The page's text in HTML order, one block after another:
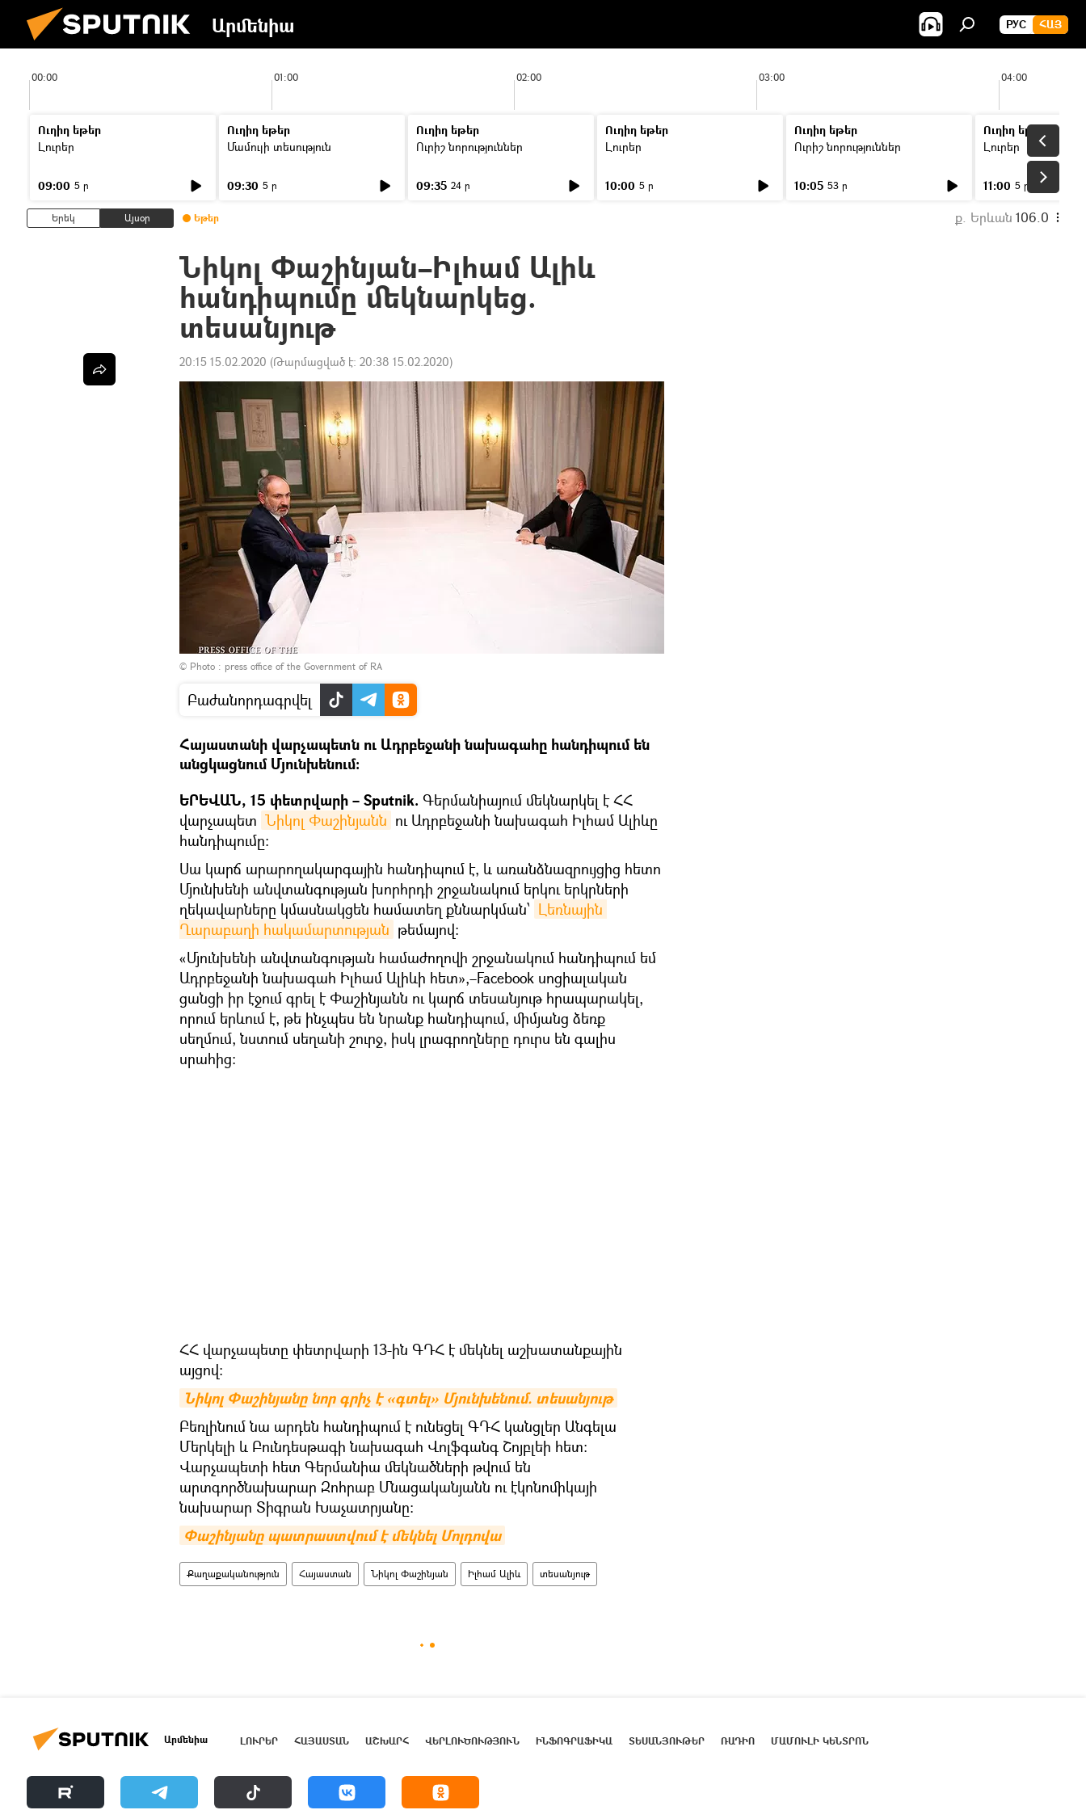
Արմենիա РУС ՀԱՅ
00:00 01:00 02:00 03:00 04:00
Ուղիղ եթեր
Լուրեր
09:00 5 ր
Ուղիղ եթեր
Մամուլի տեսություն
09:30 5 ր
Ուղիղ եթեր
Ուրիշ նորություններ
09:35 24 ր
Ուղիղ եթեր
Լուրեր
10:00 5 ր
Ուղիղ եթեր
Ուրիշ նորություններ
10:05 53 ր
Ուղիղ եթեր
Լուրեր
11:00 5 ր
Երեկ Այսօր Եթեր ք. Երևան 106.0
Նիկոլ Փաշինյան–Իլհամ Ալիև
հանդիպումը մեկնարկեց.
տեսանյութ
20:15 15.02.2020 (Թարմացված է: 20:38 15.02.2020)
© Photo : press office of the Government of RA
Բաժանորդագրվել
Հայաստանի վարչապետն ու Ադրբեջանի նախագահը հանդիպում են
անցկացնում Մյունխենում։
ԵՐԵՎԱՆ, 15 փետրվարի – Sputnik. Գերմանիայում մեկնարկել է ՀՀ
վարչապետ Նիկոլ Փաշինյանն ու Ադրբեջանի նախագահ Իլհամ Ալիևը
հանդիպումը։
Սա կարճ արարողակարգային հանդիպում է, և առանձնազրույցից հետո
Մյունխենի անվտանգության խորհրդի շրջանակում երկու երկրների
ղեկավարները կմասնակցեն համատեղ քննարկման՝ Լեռնային
Ղարաբաղի հակամարտության թեմայով:
«Մյունխենի անվտանգության համաժողովի շրջանակում հանդիպում եմ
Ադրբեջանի նախագահ Իլհամ Ալիևի հետ»,–Facebook սոցիալական
ցանցի իր էջում գրել է Փաշինյանն ու կարճ տեսանյութ հրապարակել,
որում երևում է, թե ինչպես են նրանք հանդիպում, միմյանց ձեռք
սեղմում, նստում սեղանի շուրջ, իսկ լրագրողները դուրս են գալիս
սրահից։
ՀՀ վարչապետը փետրվարի 13-ին ԳԴՀ է մեկնել աշխատանքային
այցով։
Նիկոլ Փաշինյանը նոր գրիչ է «գտել» Մյունխենում. տեսանյութ
Բեռլինում նա արդեն հանդիպում է ունեցել ԳԴՀ կանցլեր Անգելա
Մերկելի և Բունդեսթագի նախագահ Վոլֆգանգ Շոյբլեի հետ:
Վարչապետի հետ Գերմանիա մեկնածների թվում են
արտգործնախարար Զոհրաբ Մնացականյանն ու էկոնոմիկայի
նախարար Տիգրան Խաչատրյանը։
Փաշինյանը պատրաստվում է մեկնել Մոլդովա
Քաղաքականություն Հայաստան Նիկոլ Փաշինյան Իլհամ Ալիև տեսանյութ
Արմենիա ԼՈՒՐԵՐ ՀԱՅԱՍՏԱՆ ԱՇԽԱՐՀ ՎԵՐԼՈՒԾՈՒԹՅՈՒՆ ԻՆՖՈԳՐԱՖԻԿԱ ՏԵՍԱՆՅՈՒԹԵՐ ՌԱԴԻՈ ՄԱՄՈՒԼԻ ԿԵՆՏՐՈՆ